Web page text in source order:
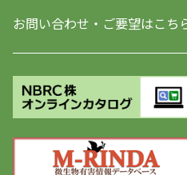
お問い合わせ・ご要望はこち